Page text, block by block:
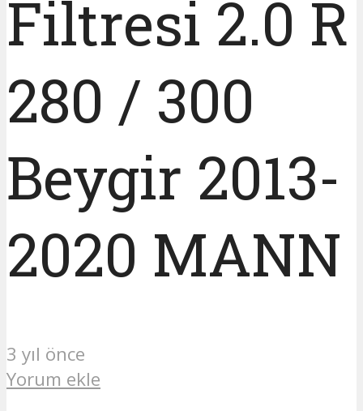
Filtresi 2.0 R
280 / 300
Beygir 2013-
2020 MANN
3 yıl önce
Yorum ekle